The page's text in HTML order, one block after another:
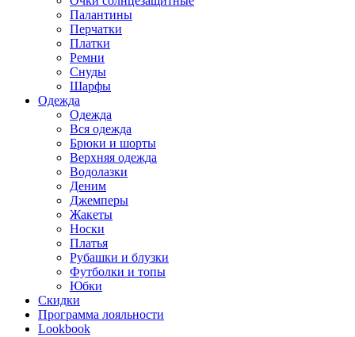
Палантины
Перчатки
Платки
Ремни
Снуды
Шарфы
Одежда
Одежда
Вся одежда
Брюки и шорты
Верхняя одежда
Водолазки
Деним
Джемперы
Жакеты
Носки
Платья
Рубашки и блузки
Футболки и топы
Юбки
Скидки
Программа лояльности
Lookbook